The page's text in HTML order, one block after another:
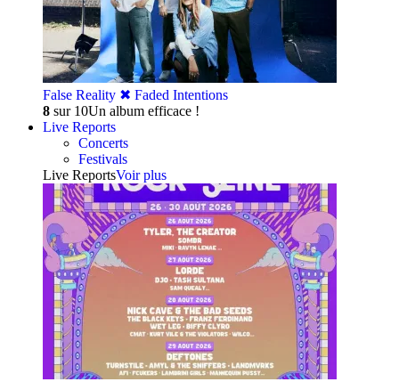
False Reality ✖︎ Faded Intentions
8 sur 10Un album efficace !
Live Reports
Concerts
Festivals
Live ReportsVoir plus